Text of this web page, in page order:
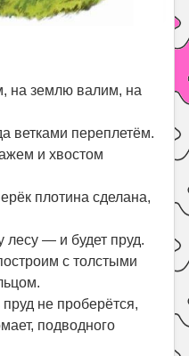
на землю валим, на
ветками переплетём.
и хвостом
плотина сделана,
лесу — и будет пруд.
с толстыми
не проберётся,
подводного